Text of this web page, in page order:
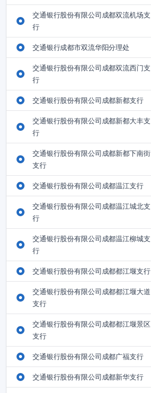
交通银行股份有限公司成都双流机场支
行
交通银行成都市双流华阳分理处
交通银行股份有限公司成都双流西门支
行
交通银行股份有限公司成都新都支行
交通银行股份有限公司成都新都大丰支
行
交通银行股份有限公司成都新都下南街
支行
交通银行股份有限公司成都温江支行
交通银行股份有限公司成都温江城北支
行
交通银行股份有限公司成都温江柳城支
行
交通银行股份有限公司成都都江堰支行
交通银行股份有限公司成都都江堰大道
支行
交通银行股份有限公司成都都江堰景区
支行
交通银行股份有限公司成都广福支行
交通银行股份有限公司成都新华支行